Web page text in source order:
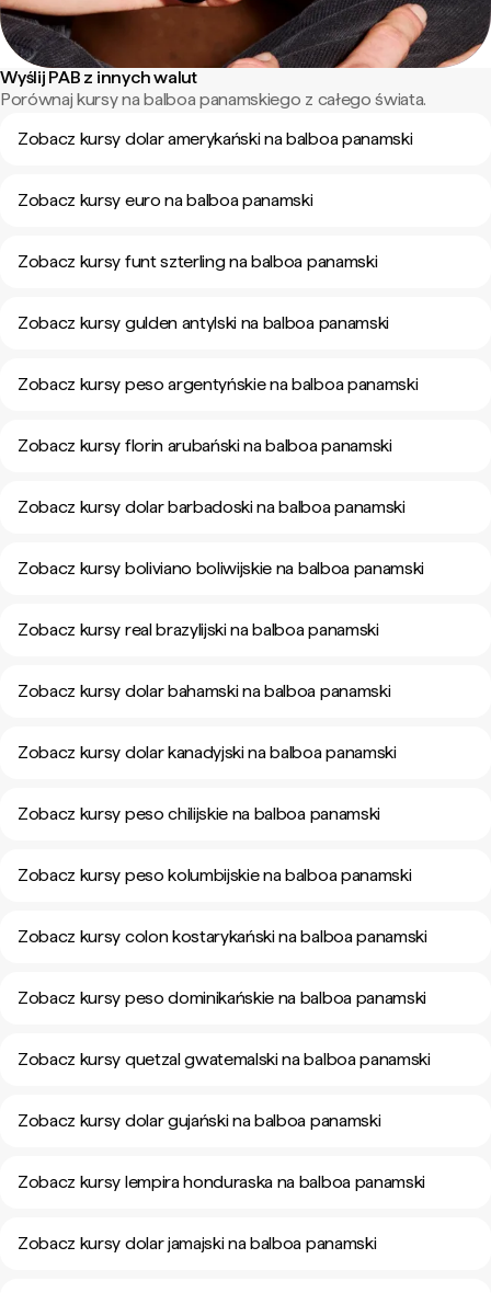
Wyślij PAB z innych walut
Porównaj kursy na balboa panamskiego z całego świata.
Zobacz kursy dolar amerykański na balboa panamski
Zobacz kursy euro na balboa panamski
Zobacz kursy funt szterling na balboa panamski
Zobacz kursy gulden antylski na balboa panamski
Zobacz kursy peso argentyńskie na balboa panamski
Zobacz kursy florin arubański na balboa panamski
Zobacz kursy dolar barbadoski na balboa panamski
Zobacz kursy boliviano boliwijskie na balboa panamski
Zobacz kursy real brazylijski na balboa panamski
Zobacz kursy dolar bahamski na balboa panamski
Zobacz kursy dolar kanadyjski na balboa panamski
Zobacz kursy peso chilijskie na balboa panamski
Zobacz kursy peso kolumbijskie na balboa panamski
Zobacz kursy colon kostarykański na balboa panamski
Zobacz kursy peso dominikańskie na balboa panamski
Zobacz kursy quetzal gwatemalski na balboa panamski
Zobacz kursy dolar gujański na balboa panamski
Zobacz kursy lempira honduraska na balboa panamski
Zobacz kursy dolar jamajski na balboa panamski